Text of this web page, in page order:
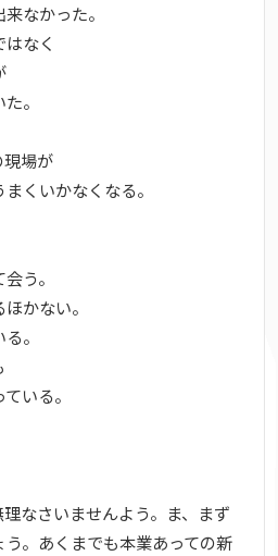
なかった。
なく
。
現場が
くいかなくなる。
う。
かない。
。
いる。
なさいませんよう。ま、まず
。あくまでも本業あっての新